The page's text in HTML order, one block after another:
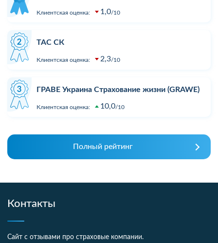
Клиентская оценка: 1,0 10
ТАС СК
Клиентская оценка: 2,3 10
ГРАВЕ Украина Страхование жизни (GRAWE)
Клиентская оценка: 10,0 10
Полный рейтинг
Контакты
Сайт с отзывами про страховые компании.